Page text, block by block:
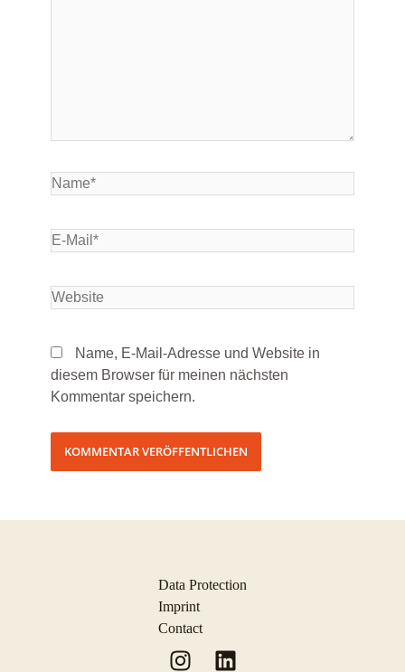
Name, E-Mail-Adresse und Website in
diesem Browser für meinen nächsten
Kommentar speichern.
Data Protection
Imprint
Contact